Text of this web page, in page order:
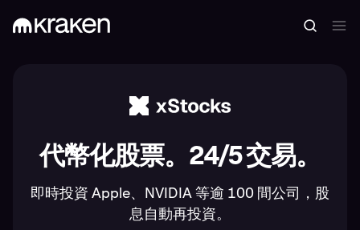
代幣化股票。24/5 交易。
即時投資 Apple、NVIDIA 等逾 100 間公司，股
息自動再投資。